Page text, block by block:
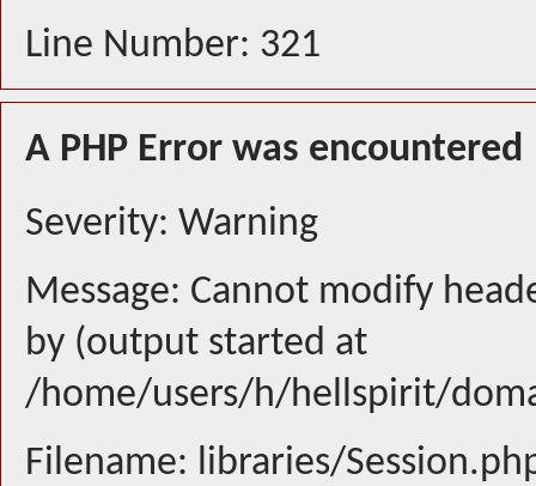
Line Number: 321
A PHP Error was encountered
Severity: Warning
Message: Cannot modify
by (output started at
/home/users/h/hellspirit/
Filename: libraries/